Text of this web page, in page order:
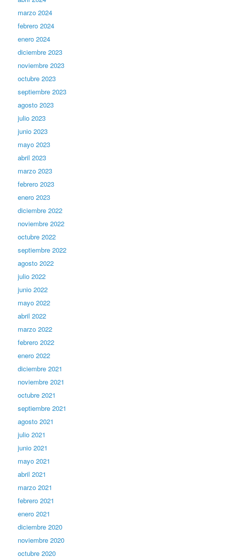
marzo 2024
febrero 2024
enero 2024
diciembre 2023
noviembre 2023
octubre 2023
septiembre 2023
agosto 2023
julio 2023
junio 2023
mayo 2023
abril 2023
marzo 2023
febrero 2023
enero 2023
diciembre 2022
noviembre 2022
octubre 2022
septiembre 2022
agosto 2022
julio 2022
junio 2022
mayo 2022
abril 2022
marzo 2022
febrero 2022
enero 2022
diciembre 2021
noviembre 2021
octubre 2021
septiembre 2021
agosto 2021
julio 2021
junio 2021
mayo 2021
abril 2021
marzo 2021
febrero 2021
enero 2021
diciembre 2020
noviembre 2020
octubre 2020